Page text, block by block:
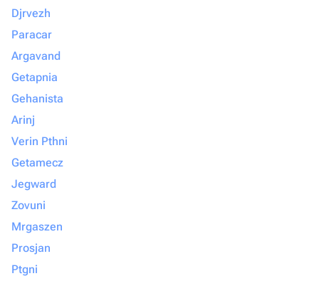
Djrvezh
Paracar
Argavand
Getapnia
Gehanista
Arinj
Verin Pthni
Getamecz
Jegward
Zovuni
Mrgaszen
Prosjan
Ptgni